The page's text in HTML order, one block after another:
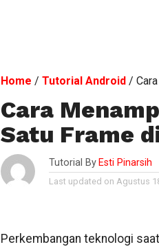
Home / Tutorial Android/
Cara
Satu Frame
Tutorial By Esti Pinarsih
Last updated on Agustus
Perkembangan teknologi